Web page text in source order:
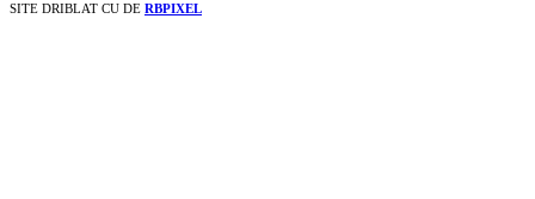
SITE DRIBLAT CU DE RBPIXEL